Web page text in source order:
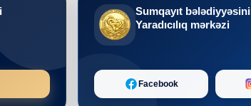
Sumqayıt
Yaradıcılıq mərkəzi
Facebook